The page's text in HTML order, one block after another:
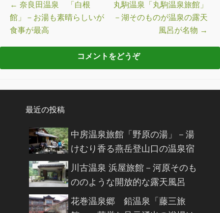
投稿ナビゲーション
← 奈良田温泉 「白根
館」－お湯も素晴らしいが
食事が最高
丸駒温泉「丸駒温泉旅館」
－湖そのものが温泉の露天
風呂が名物 →
最近の投稿
中房温泉旅館「野原の湯」－湯
けむり香る燕岳登山口の温泉宿
川古温泉 浜屋旅館－河原そのも
ののような開放的な露天風呂
花巻温泉郷 鉛温泉「藤三旅